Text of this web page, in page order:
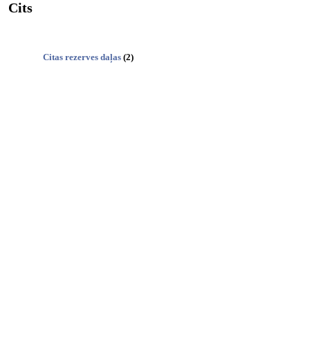
Cits
Citas rezerves daļas (2)